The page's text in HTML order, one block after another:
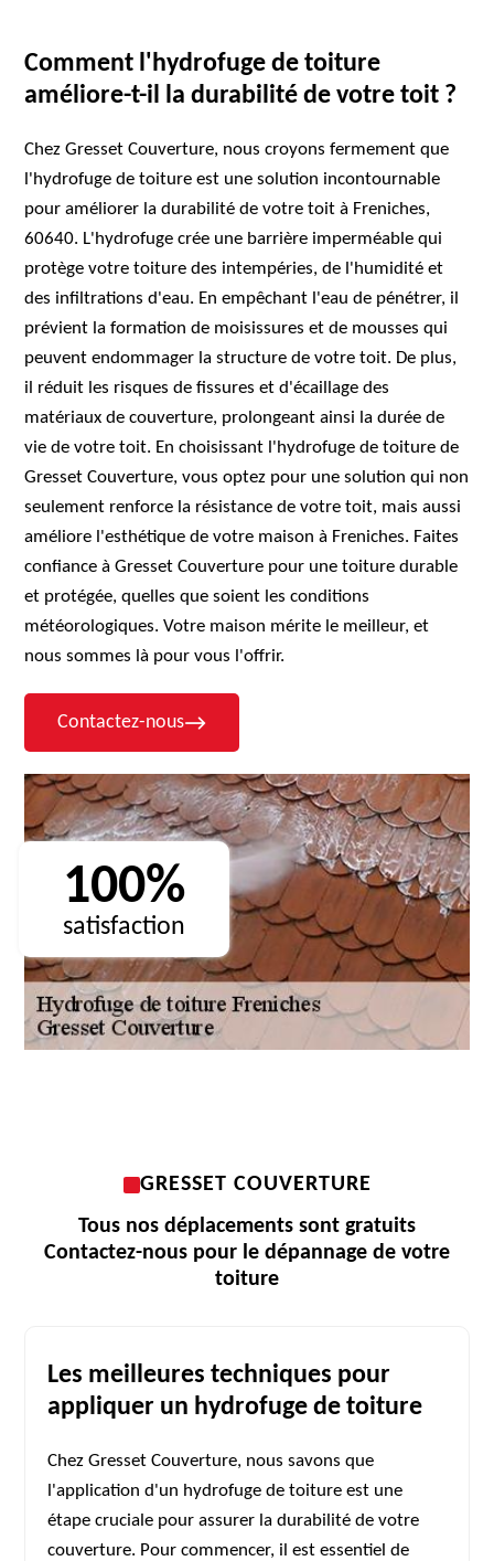
Comment l'hydrofuge de toiture
améliore-t-il la durabilité de votre toit ?
Chez Gresset Couverture, nous croyons fermement que
l'hydrofuge de toiture est une solution incontournable
pour améliorer la durabilité de votre toit à Freniches,
60640. L'hydrofuge crée une barrière imperméable qui
protège votre toiture des intempéries, de l'humidité et
des infiltrations d'eau. En empêchant l'eau de pénétrer, il
prévient la formation de moisissures et de mousses qui
peuvent endommager la structure de votre toit. De plus,
il réduit les risques de fissures et d'écaillage des
matériaux de couverture, prolongeant ainsi la durée de
vie de votre toit. En choisissant l'hydrofuge de toiture de
Gresset Couverture, vous optez pour une solution qui non
seulement renforce la résistance de votre toit, mais aussi
améliore l'esthétique de votre maison à Freniches. Faites
confiance à Gresset Couverture pour une toiture durable
et protégée, quelles que soient les conditions
météorologiques. Votre maison mérite le meilleur, et
nous sommes là pour vous l'offrir.
Contactez-nous
100%
satisfaction
GRESSET COUVERTURE
Tous nos déplacements sont gratuits
Contactez-nous pour le dépannage de votre
toiture
Les meilleures techniques pour
appliquer un hydrofuge de toiture
Chez Gresset Couverture, nous savons que
l'application d'un hydrofuge de toiture est une
étape cruciale pour assurer la durabilité de votre
couverture. Pour commencer, il est essentiel de